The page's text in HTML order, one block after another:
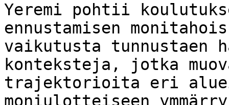
Yeremi pohtii
ennustamisen
vaikutusta tunnustaen
konteksteja, jotka
trajektorioita eri
moniulotteiseen